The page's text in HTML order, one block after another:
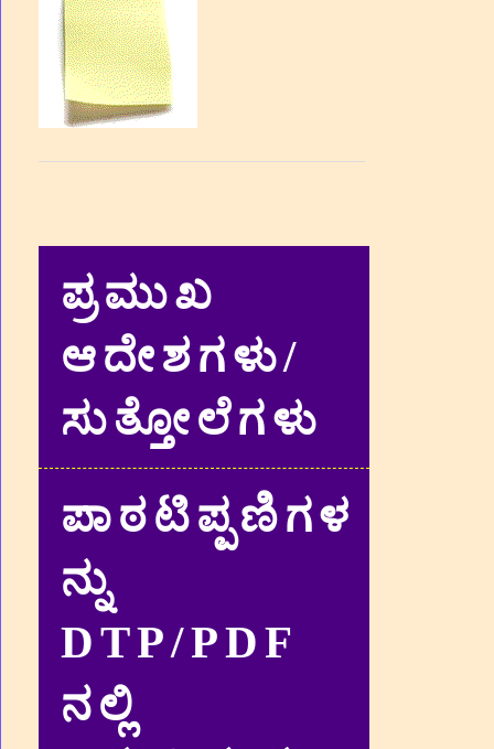
ಪ್ರಮುಖ
ಆದೇಶಗಳು/
ಸುತ್ತೋಲೆಗಳು
ಪಾಠಟಿಪ್ಪಣಿಗಳ
ನ್ನು
DTP/PDF
ನಲ್ಲಿ